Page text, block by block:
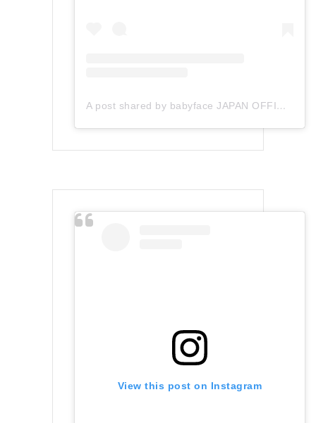
A post shared by babyface JAPAN OFFICIAL (@babyface_japan)
View this post on Instagram